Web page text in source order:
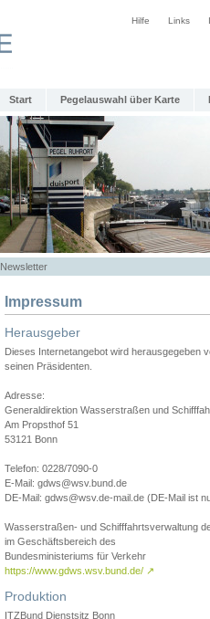
Hilfe Links
Start Pegelauswahl über Karte
Newsletter
Impressum
Herausgeber
Dieses Internetangebot wird herausgegeben
seinen Präsidenten.
Adresse:
Generaldirektion Wasserstraßen und
Am Propsthof 51
53121 Bonn
Telefon: 0228/7090-0
E-Mail: gdws@wsv.bund.de
DE-Mail: gdws@wsv.de-mail.de (DE-Mail ist
Wasserstraßen- und Schifffahrtsverwaltung
im Geschäftsbereich des
Bundesministeriums für Verkehr
https://www.gdws.wsv.bund.de/ ↗
Produktion
ITZBund Dienstsitz Bonn